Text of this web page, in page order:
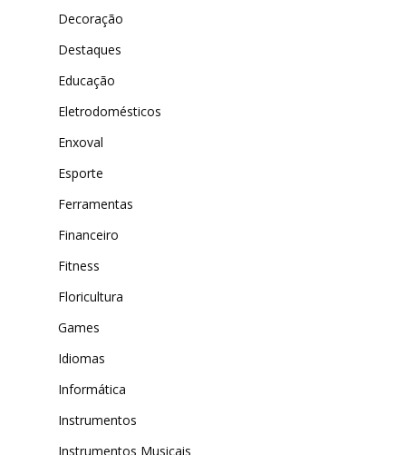
Decoração
Destaques
Educação
Eletrodomésticos
Enxoval
Esporte
Ferramentas
Financeiro
Fitness
Floricultura
Games
Idiomas
Informática
Instrumentos
Instrumentos Musicais